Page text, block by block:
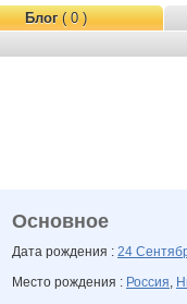
Блог( 0 )
Основное
Дата рождения : 24
Место рождения : Россия,